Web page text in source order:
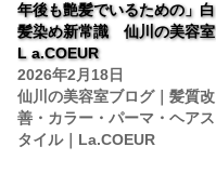
年後も艶髪でいるための」白
髪染め新常識 仙川の美容室
L a.COEUR
2026年2月18日
仙川の美容室ブログ｜髪質改
善・カラー・パーマ・ヘアス
タイル｜La.COEUR